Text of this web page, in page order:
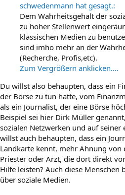
schwedenmann hat gesagt.:
Dem Wahrheitsgehalt der
zu hoher Stellenwert
klassischen Medien zu
sind imho mehr an der
(Recherche, Profis,etc).
Zum Vergrößern anklicken....
Du willst also behaupten, dass ein
der Börse zu tun hatte, vom
als ein Journalist, der eine Börse
Beispiel sei hier Dirk Müller
sozialen Netzwerken und auf seiner
willst auch behaupten, dass ein
Landkarte kennt, mehr Ahnung
Priester oder Arzt, die dort direkt
Hilfe leisten? Auch diese Menschen
über soziale Medien.